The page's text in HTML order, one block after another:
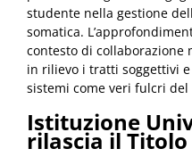
studente nella gestione
somatica.
contesto di collaborazione
in rilievo i tratti soggettivi
sistemi come veri fulcri
Istituzione
rilascia il Titolo